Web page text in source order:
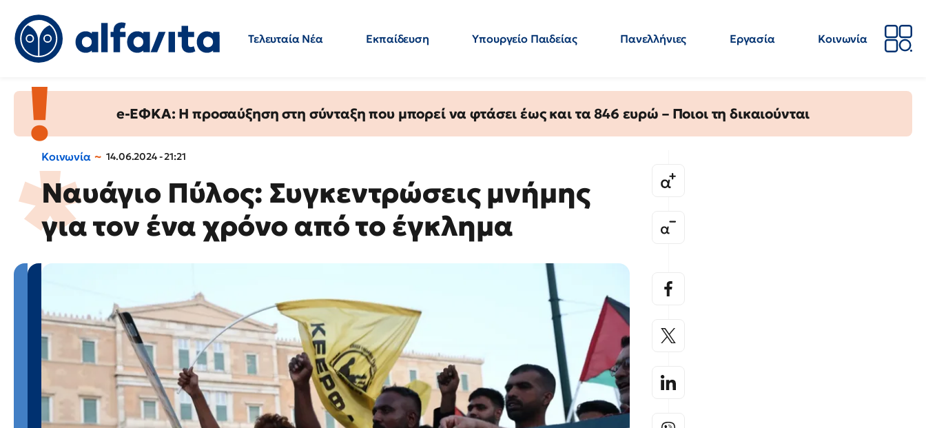
Τελευταία Νέα Εκπαίδευση Υπουργείο Παιδείας Πανελλήνιες Εργασία
Κοινωνία
e-ΕΦΚΑ: Η προσαύξηση στη σύνταξη που μπορεί να φτάσει έως και τα 846 ευρώ – Ποιοι τη δικαιούνται
Κοινωνία 14.06.2024 - 21:21
Ναυάγιο Πύλος: Συγκεντρώσεις μνήμης
για τον ένα χρόνο από το έγκλημα